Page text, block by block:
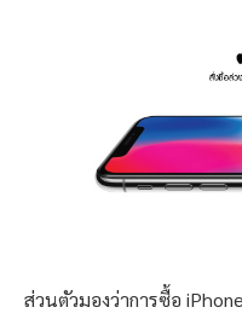
ส่วนตัวมองว่าการซื้อ